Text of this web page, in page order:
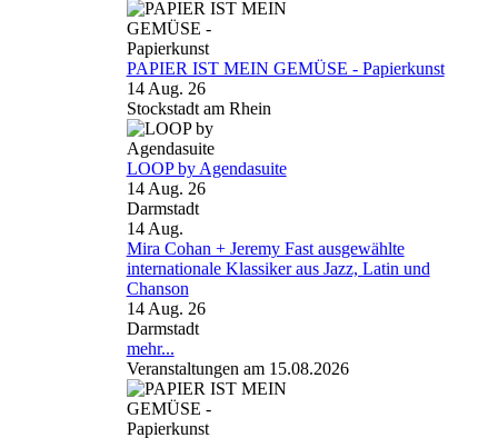
PAPIER IST MEIN GEMÜSE - Papierkunst
14 Aug. 26
Stockstadt am Rhein
LOOP by Agendasuite
14 Aug. 26
Darmstadt
14 Aug.
Mira Cohan + Jeremy Fast ausgewählte
internationale Klassiker aus Jazz, Latin und
Chanson
14 Aug. 26
Darmstadt
mehr...
Veranstaltungen am 15.08.2026